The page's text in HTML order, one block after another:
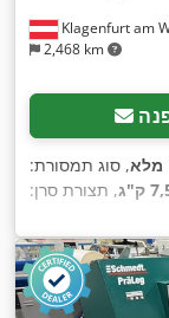
Klagenfurt am
2,468 km
מלא, סוג תמסורת:
ק"ג
, תצורת סרן: